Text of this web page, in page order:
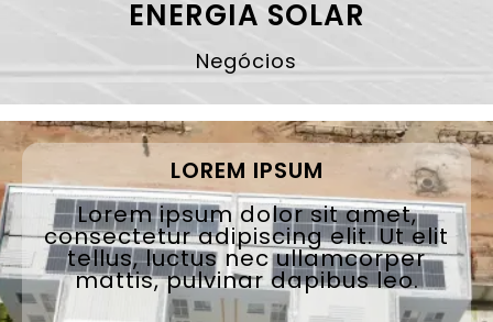
ENERGIA SOLAR
Negócios
LOREM IPSUM
Lorem ipsum dolor sit amet,
consectetur adipiscing elit. Ut elit
tellus, luctus nec ullamcorper
mattis, pulvinar dapibus leo.